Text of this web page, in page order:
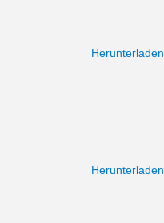
Herunterladen
Herunterladen